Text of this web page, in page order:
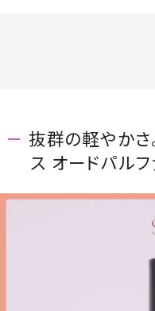
抜群の軽やかさ
ス オードパルフ